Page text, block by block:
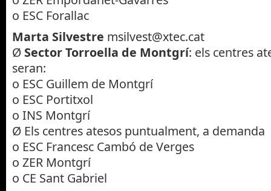
o ESC Forallac
Marta Silvestre msilvest@xtec.cat
Ø Sector Torroella de Montgrí: els centres
seran:
o ESC Guillem de Montgrí
o ESC Portitxol
o INS Montgrí
Ø Els centres atesos puntualment, a demanda
o ESC Francesc Cambó de Verges
o ZER Montgrí
o CE Sant Gabriel